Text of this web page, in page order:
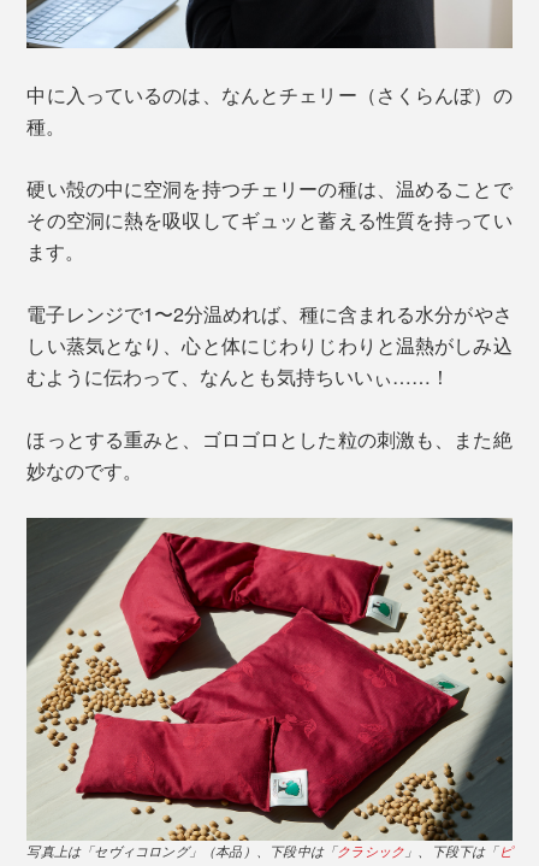
中に入っているのは、なんとチェリー（さくらんぼ）の
種。
硬い殻の中に空洞を持つチェリーの種は、温めることで
その空洞に熱を吸収してギュッと蓄える性質を持ってい
ます。
電子レンジで1〜2分温めれば、種に含まれる水分がやさ
しい蒸気となり、心と体にじわりじわりと温熱がしみ込
むように伝わって、なんとも気持ちいいぃ……！
ほっとする重みと、ゴロゴロとした粒の刺激も、また絶
妙なのです。
写真上は「セヴィコロング」（本品）、下段中は「クラシック 」、下段下は「ピ